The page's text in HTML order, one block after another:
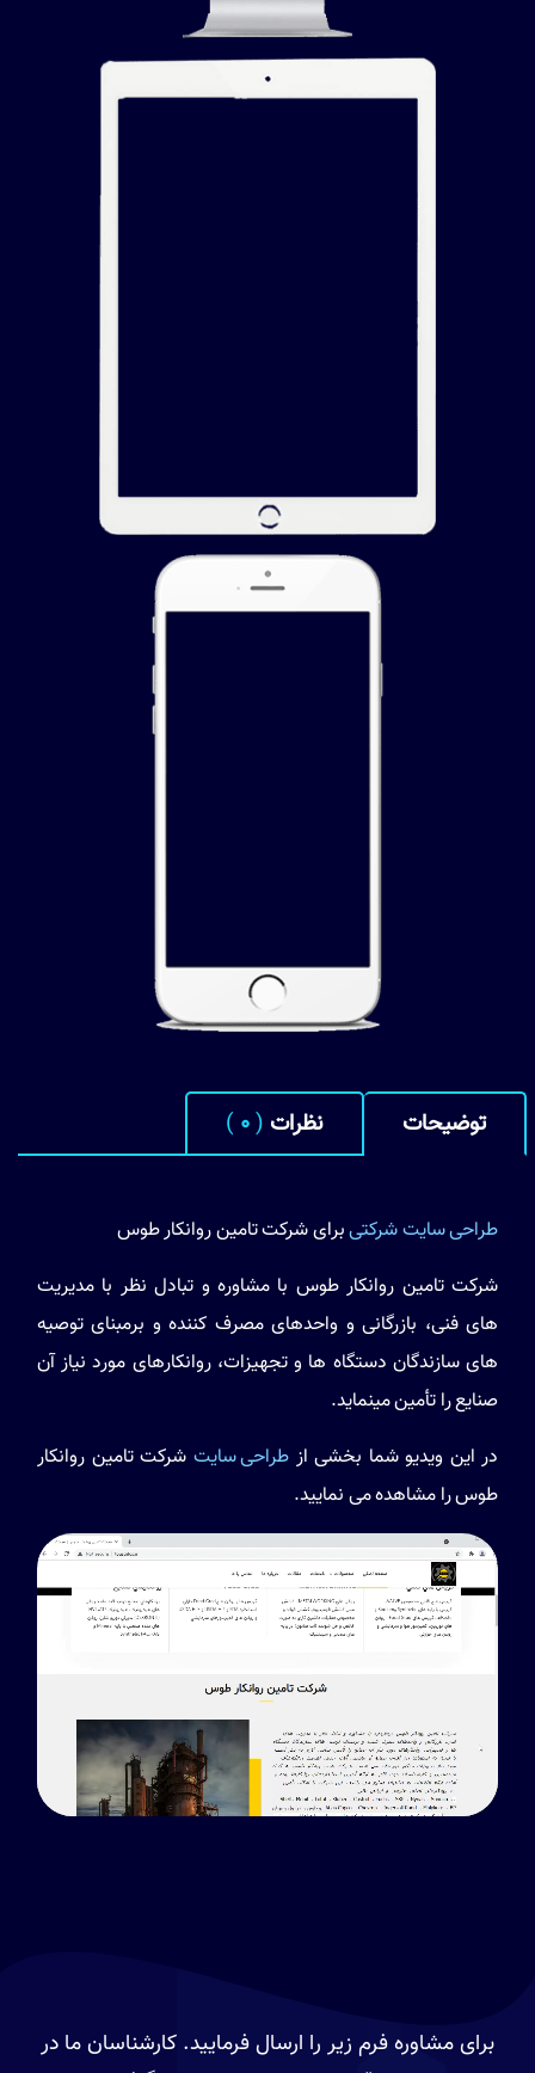
توضیحات نظرات (
0
)
طراحی سایت شرکتیبرای شرکت تامین روانکار طوس
شركت تامین روانکار طوس با مشاوره و تبادل نظر با مديريت
های فنی، بازرگانی و واحدهای مصرف كننده و برمبنای توصيه
های سازندگان دستگاه ها و تجهيزات، روانكارهای مورد نياز آن
صنایع را تأمين مینمايد.
در این ویدیو شما بخشی از طراحی سایت شرکت تامین روانکار
طوس را مشاهده می نمایید.
برای مشاوره فرم زیر را ارسال فرمایید. کارشناسان ما در